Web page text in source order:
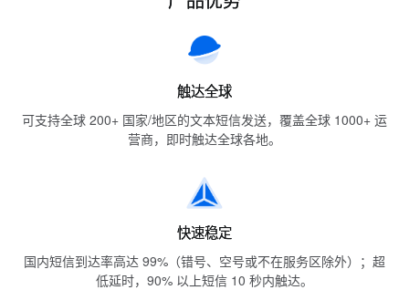
触达全球
可支持全球 200+ 国家/地区的文本短信发送，覆盖全球 1000+ 运
营商，即时触达全球各地。
快速稳定
国内短信到达率高达 99%（错号、空号或不在服务区除外）；超
低延时，90% 以上短信 10 秒内触达。